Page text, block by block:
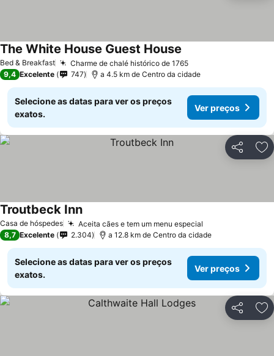
Bed & Breakfast Charme de chalé histórico de 1765
The White House Guest House
9,4 Excelente 747 a 4.5 km de Centro da cidade
Selecione as datas para ver os preços
exatos.
Ver preços
Partilhar
Casa de hóspedes Aceita cães e tem um menu especial
Troutbeck Inn
8,7 Excelente 2.304 a 12.8 km de Centro da cidade
Selecione as datas para ver os preços
exatos.
Ver preços
Partilhar